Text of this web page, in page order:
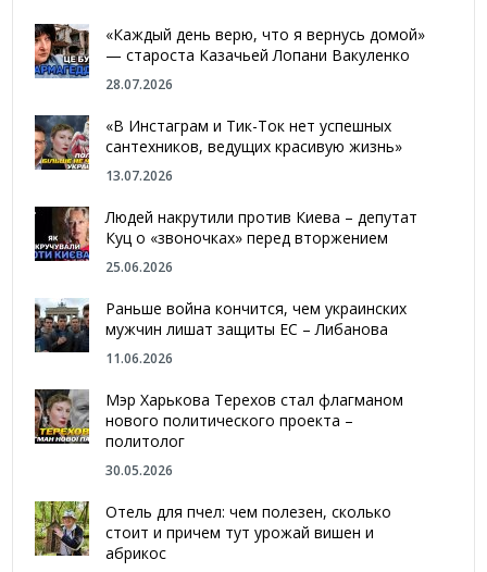
«Каждый день верю, что я вернусь домой»
— староста Казачьей Лопани Вакуленко
28.07.2026
«В Инстаграм и Тик-Ток нет успешных
сантехников, ведущих красивую жизнь»
13.07.2026
Людей накрутили против Киева – депутат
Куц о «звоночках» перед вторжением
25.06.2026
Раньше война кончится, чем украинских
мужчин лишат защиты ЕС – Либанова
11.06.2026
Мэр Харькова Терехов стал флагманом
нового политического проекта –
политолог
30.05.2026
Отель для пчел: чем полезен, сколько
стоит и причем тут урожай вишен и
абрикос